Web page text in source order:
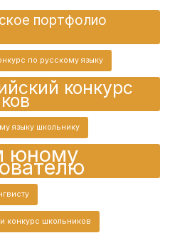
портфолио
по русскому языку
конкурс
языку школьнику
юному
конкурс школьников